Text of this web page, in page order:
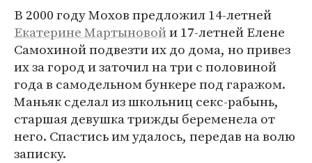
В 2000 году Мохов предложил 14-летней
Екатерине Мартыновойи 17-летней Елене
Самохиной подвезти их до дома, но привез
их за город и заточил на три с половиной
года в самодельном бункере под гаражом.
Маньяк сделал из школьниц секс-рабынь,
старшая девушка трижды беременела от
него. Спастись им удалось, передав на волю
записку.